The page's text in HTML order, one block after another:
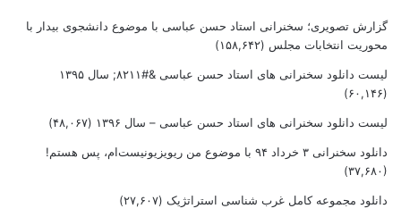
گزارش تصویری؛ سخنرانی استاد حسن عباسی با موضوع دانشجوی بیدار با
محوریت انتخابات مجلس (۱۵۸,۶۴۲)
لیست دانلود سخنرانی های استاد حسن عباسی &#۸۲۱۱; سال ۱۳۹۵
(۶۰,۱۴۶)
لیست دانلود سخنرانی های استاد حسن عباسی – سال ۱۳۹۶ (۴۸,۰۶۷)
دانلود سخنرانی ۳ خرداد ۹۴ با موضوع من ریویزیونیست‌ام، پس هستم!
(۳۷,۶۸۰)
دانلود مجموعه کامل غرب شناسی استراتژیک (۲۷,۶۰۷)